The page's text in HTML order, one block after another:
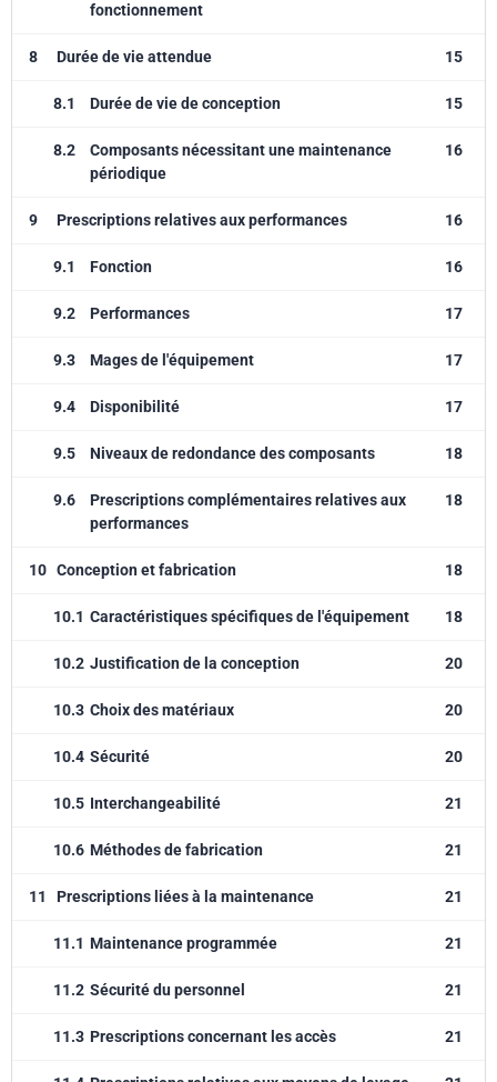
fonctionnement
8 Durée de vie attendue 15
8.1 Durée de vie de conception 15
8.2
Composants nécessitant une maintenance
périodique
16
9 Prescriptions relatives aux performances 16
9.1 Fonction 16
9.2 Performances 17
9.3 Mages de l'équipement 17
9.4 Disponibilité 17
9.5 Niveaux de redondance des composants 18
9.6
Prescriptions complémentaires relatives aux
performances
18
10 Conception et fabrication 18
10.1 Caractéristiques spécifiques de l'équipement 18
10.2 Justification de la conception 20
10.3 Choix des matériaux 20
10.4 Sécurité 20
10.5 Interchangeabilité 21
10.6 Méthodes de fabrication 21
11 Prescriptions liées à la maintenance 21
11.1 Maintenance programmée 21
11.2 Sécurité du personnel 21
11.3 Prescriptions concernant les accès 21